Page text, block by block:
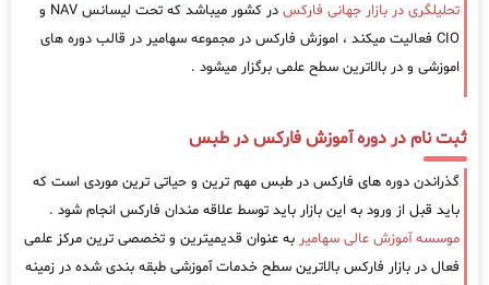
تحلیلگری در بازار جهانی فارکس
در کشور میباشد که تحت لیسانس NAV و
CIO فعالیت میکند ، اموزش فارکس در مجموعه سهامیر در قالب دوره های
اموزشی و در بالاترین سطح علمی برگزار میشود .
ثبت نام در دوره آموزش فارکس در طبس
گذراندن دوره های فارکس در طبس مهم ترین و حیاتی ترین موردی است که
باید قبل از ورود به این بازار باید توسط علاقه مندان فارکس انجام شود .
موسسه آموزش عالی سهامیر به عنوان قدیمیترین و تخصصی ترین مرکز علمی
فعال در بازار فارکس بالاترین سطح خدمات آموزشی طبقه بندی شده در زمینه